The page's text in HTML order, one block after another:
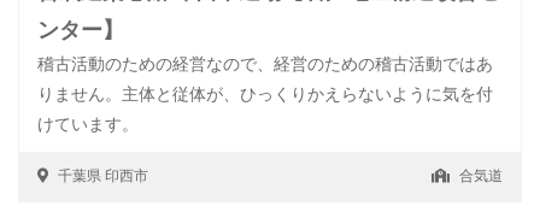
ンター】
稽古活動のための経営なので、経営のための稽古活動ではあ
りません。主体と従体が、ひっくりかえらないように気を付
けています。
千葉県 印西市 合気道